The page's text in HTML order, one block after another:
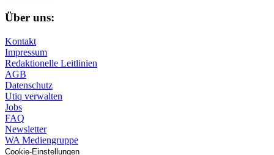
Über uns:
Kontakt
Impressum
Redaktionelle Leitlinien
AGB
Datenschutz
Utiq verwalten
Jobs
FAQ
Newsletter
WA Mediengruppe
Cookie-Einstellungen